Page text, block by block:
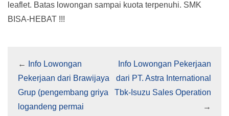
leaflet. Batas lowongan sampai kuota terpenuhi. SMK
BISA-HEBAT !!!
←
Info Lowongan
Pekerjaan dari Brawijaya
Grup (pengembang griya
logandeng permai
Info Lowongan Pekerjaan
dari PT. Astra International
Tbk-Isuzu Sales Operation
→